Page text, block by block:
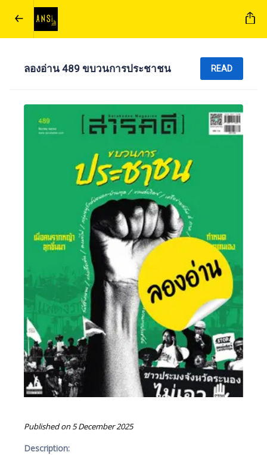
ลองอ่าน 489 ขบวนการประชาชน READ
Published on 5 December 2025
Description: